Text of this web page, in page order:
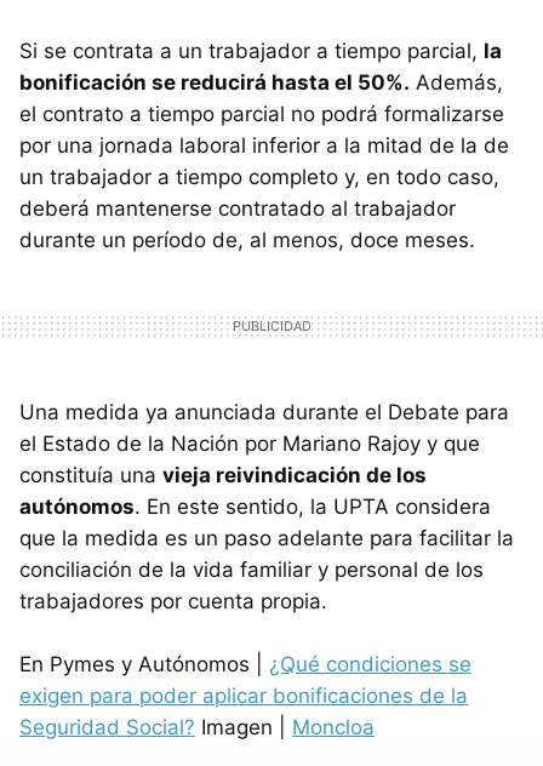
Si se contrata a un trabajador a tiempo parcial, la
bonificación se reducirá hasta el 50%. Además,
el contrato a tiempo parcial no podrá formalizarse
por una jornada laboral inferior a la mitad de la de
un trabajador a tiempo completo y, en todo caso,
deberá mantenerse contratado al trabajador
durante un período de, al menos, doce meses.
Una medida ya anunciada durante el Debate para
el Estado de la Nación por Mariano Rajoy y que
constituía una vieja reivindicación de los
autónomos. En este sentido, la UPTA considera
que la medida es un paso adelante para facilitar la
conciliación de la vida familiar y personal de los
trabajadores por cuenta propia.
En Pymes y Autónomos | ¿Qué condiciones se
exigen para poder aplicar bonificaciones de la
Seguridad Social? Imagen | Moncloa